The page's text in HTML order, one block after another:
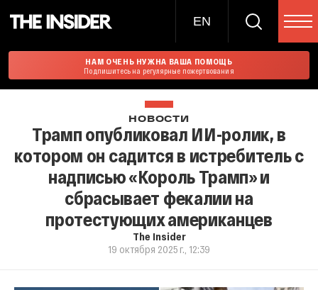
EN
НАМ ОЧЕНЬ НУЖНА ВАША ПОМОЩЬ
Подпишитесь на регулярные пожертвования
НОВОСТИ
Трамп опубликовал ИИ-ролик, в
котором он садится в истребитель с
надписью «Король Трамп» и
сбрасывает фекалии на
протестующих американцев
The Insider
19 октября 2025 г., 12:39